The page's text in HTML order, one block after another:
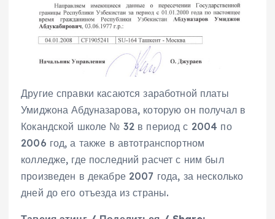
Другие справки касаются заработной платы
Умиджона Абдуназарова, которую он получал в
Кокандской школе № 32 в период с 2004 по
2006 год, а также в автотранспортном
колледже, где последний расчет с ним был
произведен в декабре 2007 года, за несколько
дней до его отъезда из страны.